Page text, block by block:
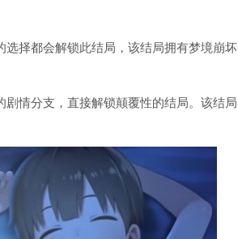
择都会解锁此结局，该结局拥有梦境崩坏
情分支，直接解锁颠覆性的结局。该结局